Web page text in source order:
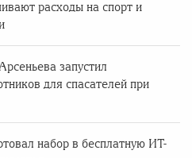
расходы на спорт и
запустил
для спасателей при
набор в бесплатную ИТ-